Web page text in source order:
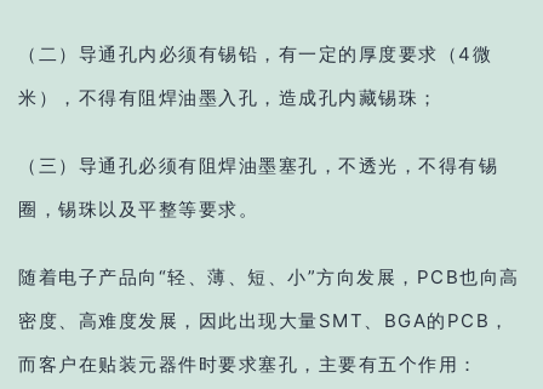
（二）导通孔内必须有锡铅，有一定的厚度要求（4微
米），不得有阻焊油墨入孔，造成孔内藏锡珠；
（三）导通孔必须有阻焊油墨塞孔，不透光，不得有锡
圈，锡珠以及平整等要求。
随着电子产品向“轻、薄、短、小”方向发展，PCB也向高
密度、高难度发展，因此出现大量SMT、BGA的PCB，
而客户在贴装元器件时要求塞孔，主要有五个作用：